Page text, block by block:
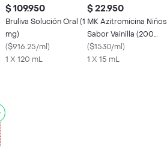
$ 109.950
Bruliva Solución Oral (1
mg)
($916.25/ml)
1 X 120 mL
$ 22.950
MK Azitromicina Niños
Sabor Vainilla (200
mg/5 mL)
($1530/ml)
1 X 15 mL